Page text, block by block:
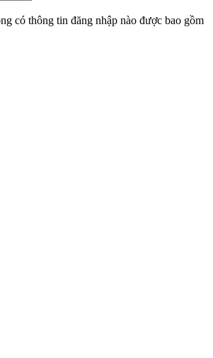
có thông tin đăng nhập nào được bao gồm